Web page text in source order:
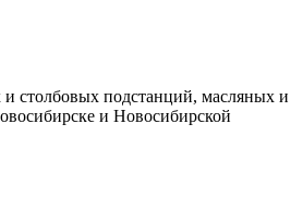
столбовых подстанций, масляных и
и Новосибирской